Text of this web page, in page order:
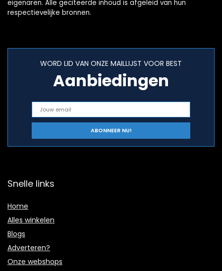
eigenaren. Alle geciteerde inhoud is afgeleid van hun
respectievelijke bronnen.
WORD LID VAN ONZE MAILLIJST VOOR BEST
Aanbiedingen
Snelle links
Home
Alles winkelen
Blogs
Adverteren?
Onze webshops